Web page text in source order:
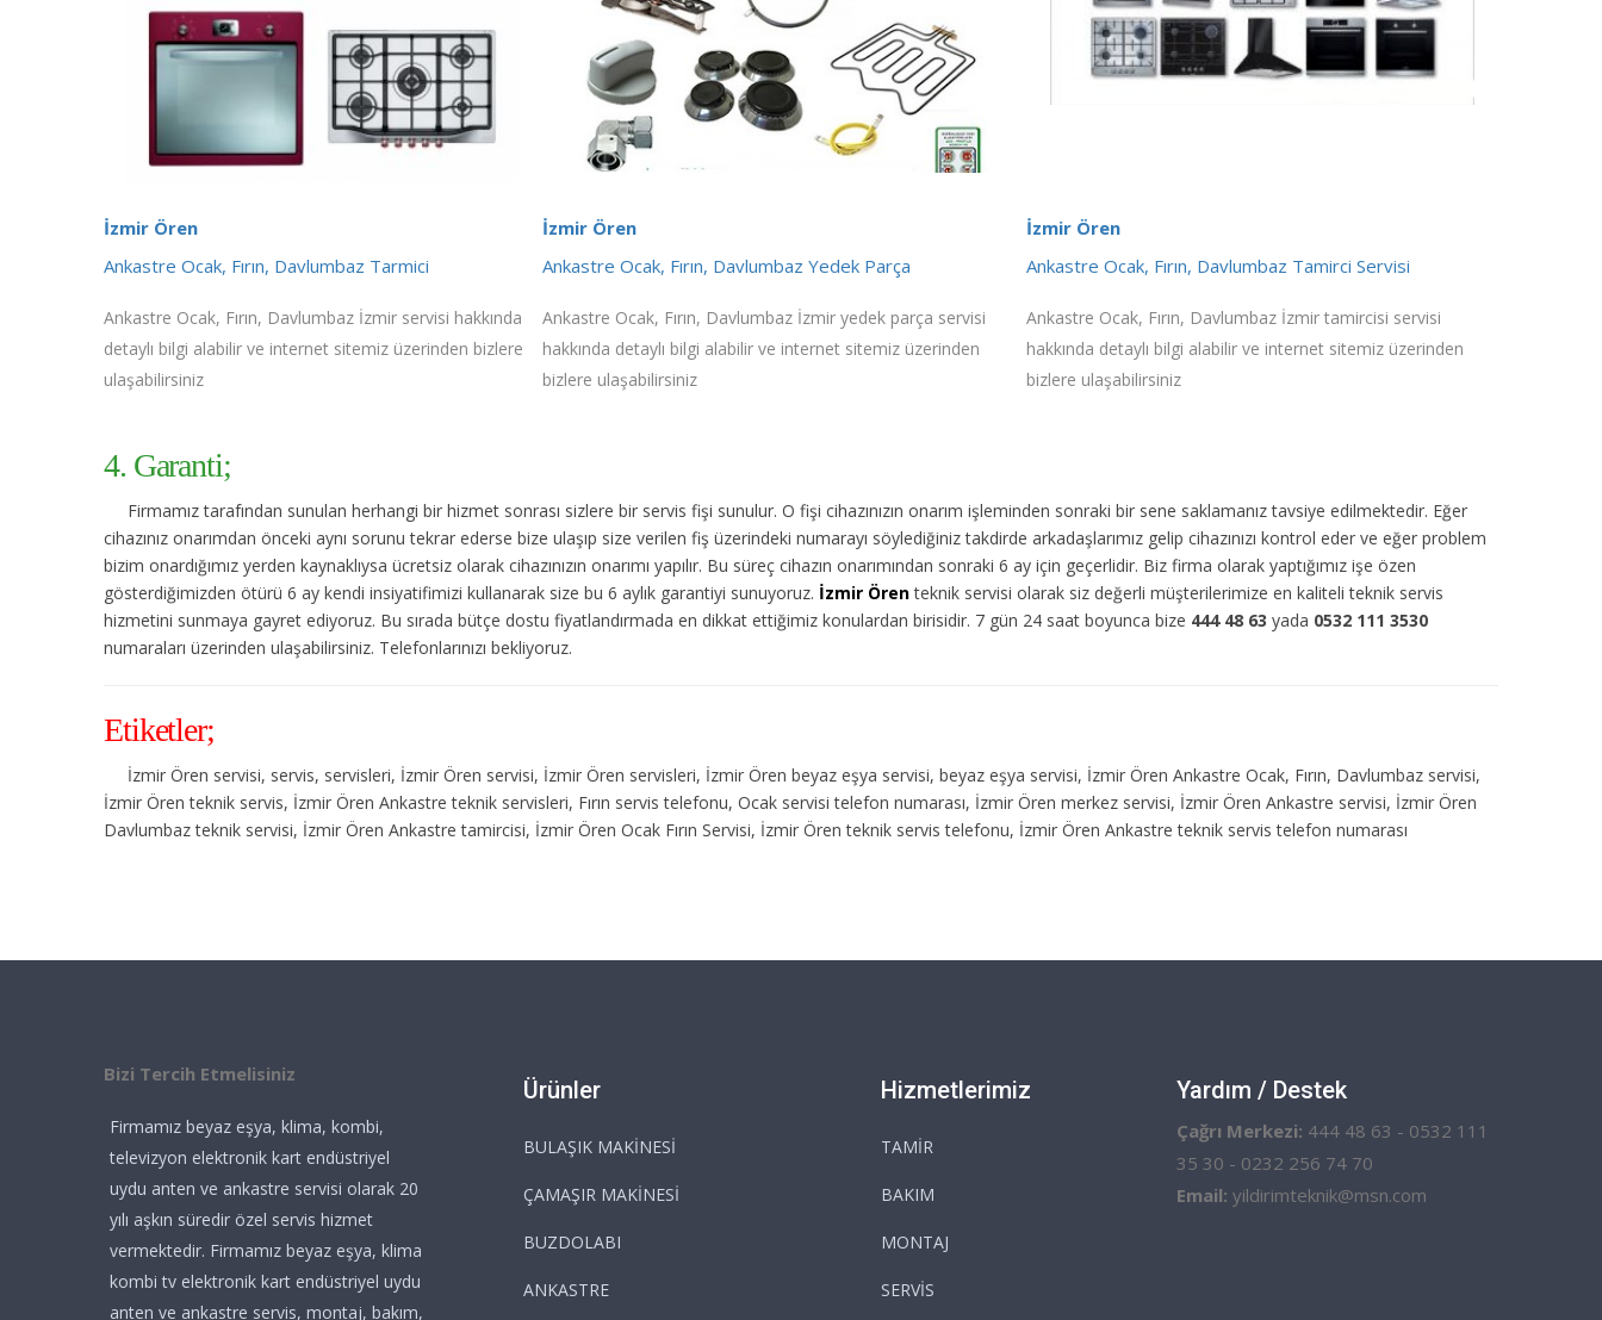
İzmir Ören
Ankastre Ocak, Fırın, Davlumbaz Tarmici
Ankastre Ocak, Fırın, Davlumbaz İzmir servisi hakkında
detaylı bilgi alabilir ve internet sitemiz üzerinden bizlere
ulaşabilirsiniz
İzmir Ören
Ankastre Ocak, Fırın, Davlumbaz Yedek Parça
Ankastre Ocak, Fırın, Davlumbaz İzmir yedek parça servisi
hakkında detaylı bilgi alabilir ve internet sitemiz üzerinden
bizlere ulaşabilirsiniz
İzmir Ören
Ankastre Ocak, Fırın, Davlumbaz Tamirci Servisi
Ankastre Ocak, Fırın, Davlumbaz İzmir tamircisi servisi
hakkında detaylı bilgi alabilir ve internet sitemiz üzerinden
bizlere ulaşabilirsiniz
4. Garanti;
Firmamız tarafından sunulan herhangi bir hizmet sonrası sizlere bir servis fişi sunulur. O fişi cihazınızın onarım işleminden sonraki bir sene saklamanız tavsiye edilmektedir. Eğer
cihazınız onarımdan önceki aynı sorunu tekrar ederse bize ulaşıp size verilen fiş üzerindeki numarayı söylediğiniz takdirde arkadaşlarımız gelip cihazınızı kontrol eder ve eğer problem
bizim onardığımız yerden kaynaklıysa ücretsiz olarak cihazınızın onarımı yapılır. Bu süreç cihazın onarımından sonraki 6 ay için geçerlidir. Biz firma olarak yaptığımız işe özen
gösterdiğimizden ötürü 6 ay kendi insiyatifimizi kullanarak size bu 6 aylık garantiyi sunuyoruz. İzmir Ören teknik servisi olarak siz değerli müşterilerimize en kaliteli teknik servis
hizmetini sunmaya gayret ediyoruz. Bu sırada bütçe dostu fiyatlandırmada en dikkat ettiğimiz konulardan birisidir. 7 gün 24 saat boyunca bize 444 48 63 yada 0532 111 3530
numaraları üzerinden ulaşabilirsiniz. Telefonlarınızı bekliyoruz.
Etiketler;
İzmir Ören servisi, servis, servisleri, İzmir Ören servisi, İzmir Ören servisleri, İzmir Ören beyaz eşya servisi, beyaz eşya servisi, İzmir Ören Ankastre Ocak, Fırın, Davlumbaz servisi,
İzmir Ören teknik servis, İzmir Ören Ankastre teknik servisleri, Fırın servis telefonu, Ocak servisi telefon numarası, İzmir Ören merkez servisi, İzmir Ören Ankastre servisi, İzmir Ören
Davlumbaz teknik servisi, İzmir Ören Ankastre tamircisi, İzmir Ören Ocak Fırın Servisi, İzmir Ören teknik servis telefonu, İzmir Ören Ankastre teknik servis telefon numarası
Bizi Tercih Etmelisiniz
Firmamız beyaz eşya, klima, kombi,
televizyon elektronik kart endüstriyel
uydu anten ve ankastre servisi olarak 20
yılı aşkın süredir özel servis hizmet
vermektedir. Firmamız beyaz eşya, klima
kombi tv elektronik kart endüstriyel uydu
anten ve ankastre servis, montaj, bakım,
Ürünler
BULAŞIK MAKİNESİ
ÇAMAŞIR MAKİNESİ
BUZDOLABI
ANKASTRE
Hizmetlerimiz
TAMİR
BAKIM
MONTAJ
SERVİS
Yardım / Destek
Çağrı Merkezi: 444 48 63 - 0532 111
35 30 - 0232 256 74 70
Email: yildirimteknik@msn.com